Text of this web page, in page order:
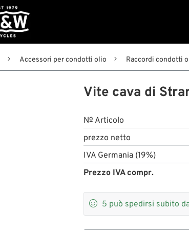
Accessori per condotti olio Raccordi condotti
Vite cava di
№ Articolo
prezzo netto
IVA Germania (19%)
Prezzo IVA compr.
 5 può spedirsi subito